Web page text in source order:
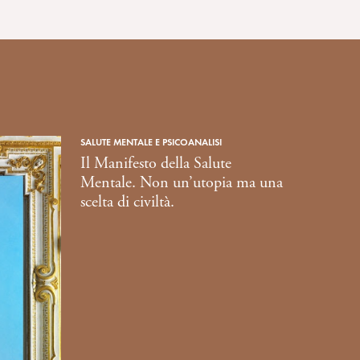
SALUTE MENTALE E PSICOANALISI
Il Manifesto della Salute
Mentale. Non un’utopia ma una
scelta di civiltà.